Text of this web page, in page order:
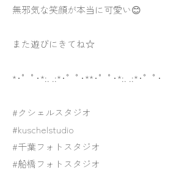
無邪気な笑顔が本当に可愛い😊
また遊びにきてね☆
*･゜ﾟ･*:. .:*･゜ﾟ･**･゜ﾟ･*:. .:*･゜ﾟ･
#クシェルスタジオ
#kuschelstudio
#千葉フォトスタジオ
#船橋フォトスタジオ